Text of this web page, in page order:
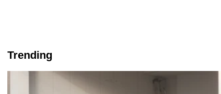
Trending